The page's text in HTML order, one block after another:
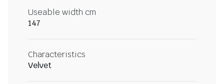
Useable width cm
147
Characteristics
Velvet